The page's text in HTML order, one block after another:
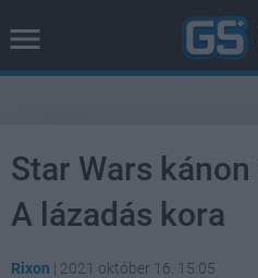
Star Wars
A lázadás kora
Rixon | 2021 október 16. 15:05